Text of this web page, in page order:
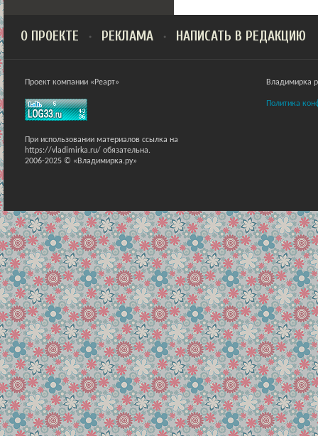
О ПРОЕКТЕ РЕКЛАМА НАПИСАТЬ В РЕДАКЦИЮ
Проект компании «Реарт»
При использовании материалов ссылка на
https://vladimirka.ru/ обязательна.
2006-2025 © «Владимирка.ру»
Владимирка
Политика